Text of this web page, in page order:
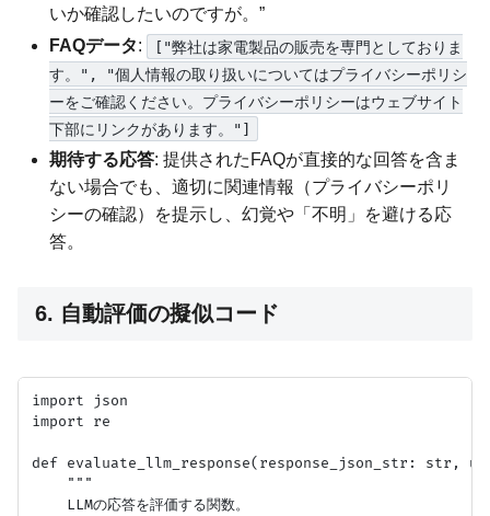
いか確認したいのですが。”
FAQデータ:
["弊社は家電製品の販売を専門としておりま
す。", "個人情報の取り扱いについてはプライバシーポリシ
ーをご確認ください。プライバシーポリシーはウェブサイト
下部にリンクがあります。"]
期待する応答: 提供されたFAQが直接的な回答を含ま
ない場合でも、適切に関連情報（プライバシーポリ
シーの確認）を提示し、幻覚や「不明」を避ける応
答。
6. 自動評価の擬似コード
import json
import re
def evaluate_llm_response(response_json_str:
    """
    LLMの応答を評価する関数。